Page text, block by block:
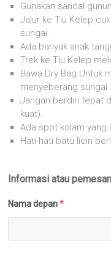
Gunakan sandal
Jalur ke Tiu Kelep
sungai.
Ada banyak anak
Trek ke Tiu Kelep
Bawa Dry Bag Untuk
menyeberang sungai.
Jangan berdiri tepat
kuat).
Ada spot kolam yang
Hati-hati batu licin
Informasi atau
Nama depan *